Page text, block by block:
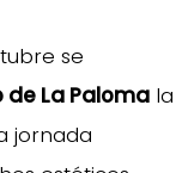
se
de La Paloma la
jornada